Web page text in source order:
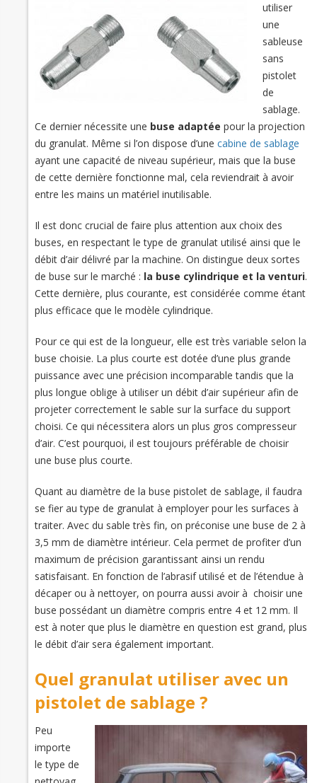
utiliser
une
sableuse
sans
pistolet
de
sablage.
Ce dernier nécessite une buse adaptée pour la projection
du granulat. Même si l’on dispose d’une cabine de sablage
ayant une capacité de niveau supérieur, mais que la buse
de cette dernière fonctionne mal, cela reviendrait à avoir
entre les mains un matériel inutilisable.
Il est donc crucial de faire plus attention aux choix des
buses, en respectant le type de granulat utilisé ainsi que le
débit d’air délivré par la machine. On distingue deux sortes
de buse sur le marché : la buse cylindrique et la venturi.
Cette dernière, plus courante, est considérée comme étant
plus efficace que le modèle cylindrique.
Pour ce qui est de la longueur, elle est très variable selon la
buse choisie. La plus courte est dotée d’une plus grande
puissance avec une précision incomparable tandis que la
plus longue oblige à utiliser un débit d’air supérieur afin de
projeter correctement le sable sur la surface du support
choisi. Ce qui nécessitera alors un plus gros compresseur
d’air. C’est pourquoi, il est toujours préférable de choisir
une buse plus courte.
Quant au diamètre de la buse pistolet de sablage, il faudra
se fier au type de granulat à employer pour les surfaces à
traiter. Avec du sable très fin, on préconise une buse de 2 à
3,5 mm de diamètre intérieur. Cela permet de profiter d’un
maximum de précision garantissant ainsi un rendu
satisfaisant. En fonction de l’abrasif utilisé et de l’étendue à
décaper ou à nettoyer, on pourra aussi avoir à choisir une
buse possédant un diamètre compris entre 4 et 12 mm. Il
est à noter que plus le diamètre en question est grand, plus
le débit d’air sera également important.
Quel granulat utiliser avec un
pistolet de sablage ?
Peu
importe
le type de